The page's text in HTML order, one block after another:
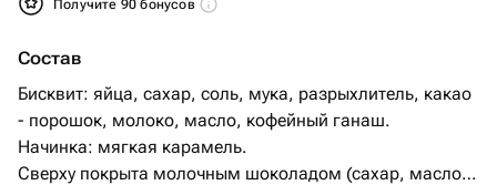
Получите 90 бонусов
Состав
Бисквит: яйца, сахар, соль, мука, разрыхлитель, какао
- порошок, молоко, масло, кофейный ганаш.
Начинка: мягкая карамель.
Сверху покрыта молочным шоколадом (сахар, масло